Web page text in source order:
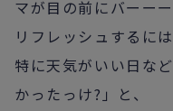
マが目の前にバーーー
リフレッシュするに
特に天気がいい日な
かったっけ?」と、